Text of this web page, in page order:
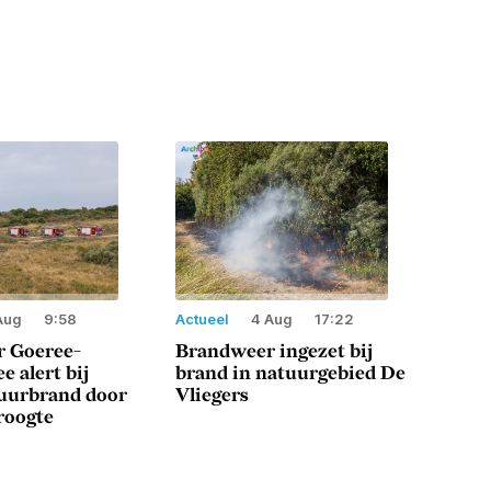
9:58
Goeree-
alert bij
door
Actueel 4 Aug 17:22
Brandweer ingezet bij
brand in natuurgebied De
Vliegers